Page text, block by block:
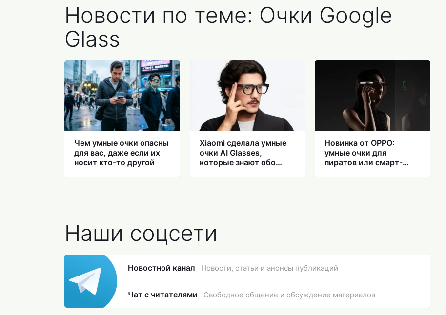
Новости по теме: Очки Google
Glass
Чем умные очки опасны
для вас, даже если их
носит кто-то другой
Xiaomi сделала умные
очки AI Glasses,
которые знают обо
Новинка от OPPO:
умные очки для
пиратов или смарт-
Наши соцсети
Новостной канал Новости, статьи и анонсы публикаций
Чат с читателями Свободное общение и обсуждение материалов